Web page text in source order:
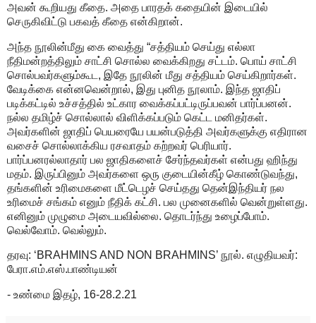
அவன் கூறியது கீதை. அதை பாரதக் கதையின் இடையில்
செருகிவிட்டு பகவத் கீதை என்கிறான்.
அந்த நூலின்மீது கை வைத்து “சத்தியம் செய்து எல்லா
நீதிமன்றத்திலும் சாட்சி சொல்ல வைக்கிறது சட்டம். பொய் சாட்சி
சொல்பவர்களும்கூட, இதே நூலின் மீது சத்தியம் செய்கிறார்கள்.
வேடிக்கை என்னவென்றால், இது புனித நூலாம். இந்த ஜாதிப்
படிக்கட்டில் உச்சத்தில் உட்கார வைக்கப்பட்டிருப்பவன் பார்ப்பனன்.
நல்ல தமிழ்ச் சொல்லால் விளிக்கப்படும் கெட்ட மனிதர்கள்.
அவர்களின் ஜாதிப் பெயரையே பயன்படுத்தி அவர்களுக்கு எதிரான
வசைச் சொல்லாக்கிய ரசவாதம் கற்றவர் பெரியார்.
பார்ப்பனரல்லாதார் பல ஜாதிகளைச் சேர்ந்தவர்கள் என்பது ஹிந்து
மதம். இருப்பினும் அவர்களை ஒரு குடையின்கீழ் கொண்டுவந்து,
தங்களின் உரிமைகளை மீட்டெழச் செய்தது தென்இந்தியர் நல
உரிமைச் சங்கம் எனும் நீதிக் கட்சி. பல முனைகளில் வென்றுள்ளது.
எனினும் முழுமை அடையவில்லை. தொடர்ந்து உழைப்போம்.
வெல்வோம். வெல்லும்.
தரவு: ‘BRAHMINS AND NON BRAHMINS’ நூல். எழுதியவர்:
பேரா.எம்.எஸ்.பாண்டியன்
- உண்மை இதழ், 16-28.2.21